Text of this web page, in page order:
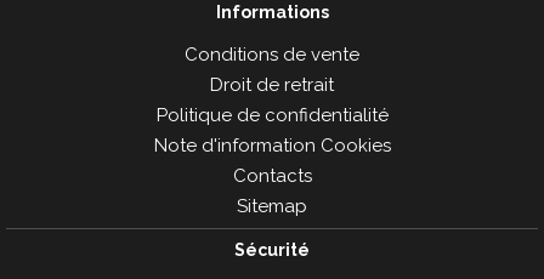
Informations
Conditions de vente
Droit de retrait
Politique de confidentialité
Note d'information Cookies
Contacts
Sitemap
Sécurité